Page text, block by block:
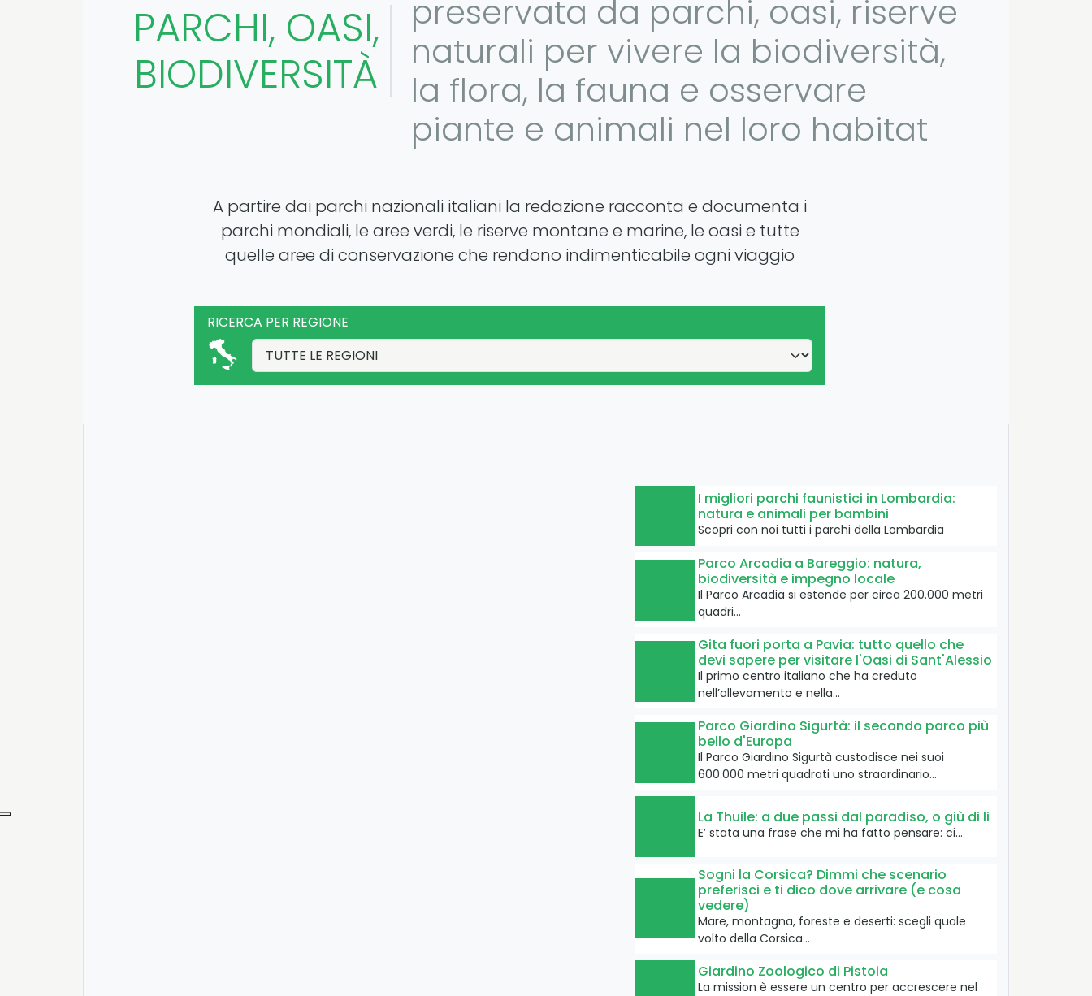
PARCHI, OASI,
BIODIVERSITÀ
preservata da parchi, oasi, riserve
naturali per vivere la biodiversità,
la flora, la fauna e osservare
piante e animali nel loro habitat
A partire dai parchi nazionali italiani la redazione racconta e documenta i
parchi mondiali, le aree verdi, le riserve montane e marine, le oasi e tutte
quelle aree di conservazione che rendono indimenticabile ogni viaggio
RICERCA PER REGIONE
I migliori parchi faunistici in Lombardia:
natura e animali per bambini
Scopri con noi tutti i parchi della Lombardia
Parco Arcadia a Bareggio: natura,
biodiversità e impegno locale
Il Parco Arcadia si estende per circa 200.000 metri
quadri…
Gita fuori porta a Pavia: tutto quello che
devi sapere per visitare l'Oasi di Sant'Alessio
Il primo centro italiano che ha creduto
nell’allevamento e nella…
Parco Giardino Sigurtà: il secondo parco più
bello d'Europa
Il Parco Giardino Sigurtà custodisce nei suoi
600.000 metri quadrati uno straordinario…
La Thuile: a due passi dal paradiso, o giù di li
E’ stata una frase che mi ha fatto pensare: ci…
Sogni la Corsica? Dimmi che scenario
preferisci e ti dico dove arrivare (e cosa
vedere)
Mare, montagna, foreste e deserti: scegli quale
volto della Corsica…
Giardino Zoologico di Pistoia
La mission è essere un centro per accrescere nel